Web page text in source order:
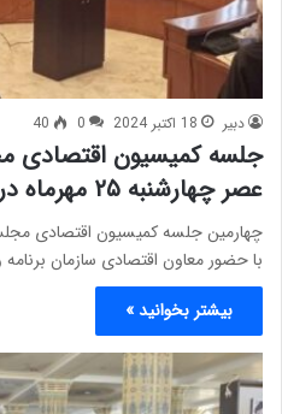
دبیر 18 اکتبر 2024 0
40
جلسه کمیسیون اقتصادی
عصر چهارشنبه ۲۵ مهرماه در تهران تشکیل شد.
با حضور معاون اقتصادی سازمان
بیشتر بخوانید »